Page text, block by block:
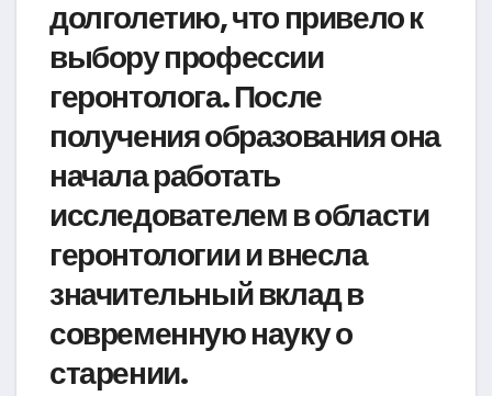
долголетию, что привело к
выбору профессии
геронтолога. После
получения образования она
начала работать
исследователем в области
геронтологии и внесла
значительный вклад в
современную науку о
старении.